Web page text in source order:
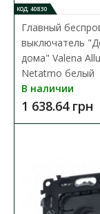
Заглушка
Доступность:
20.00 грн
КОД: 40830
Главный
выключатель
дома" Valena
Netatmo белый
В наличии
1 638.64 грн